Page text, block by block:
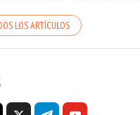
LOS ARTÍCULOS